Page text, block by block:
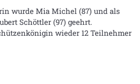
wurde Mia Michel (87) und als
Schöttler (97) geehrt.
wieder 12 Teilnehmer